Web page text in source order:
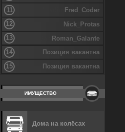
11
Fred_Coder
12
Nick_Protas
13
Roman_Galante
14
Позиция вакантна
15
Позиция вакантна
ИМУЩЕСТВО
Дома на колёсах